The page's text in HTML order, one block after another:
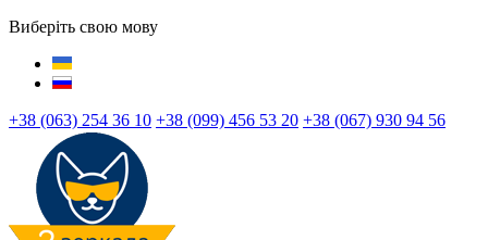
Виберіть свою мову
+38 (063) 254 36 10 +38 (099) 456 53 20 +38 (067) 930 94 56